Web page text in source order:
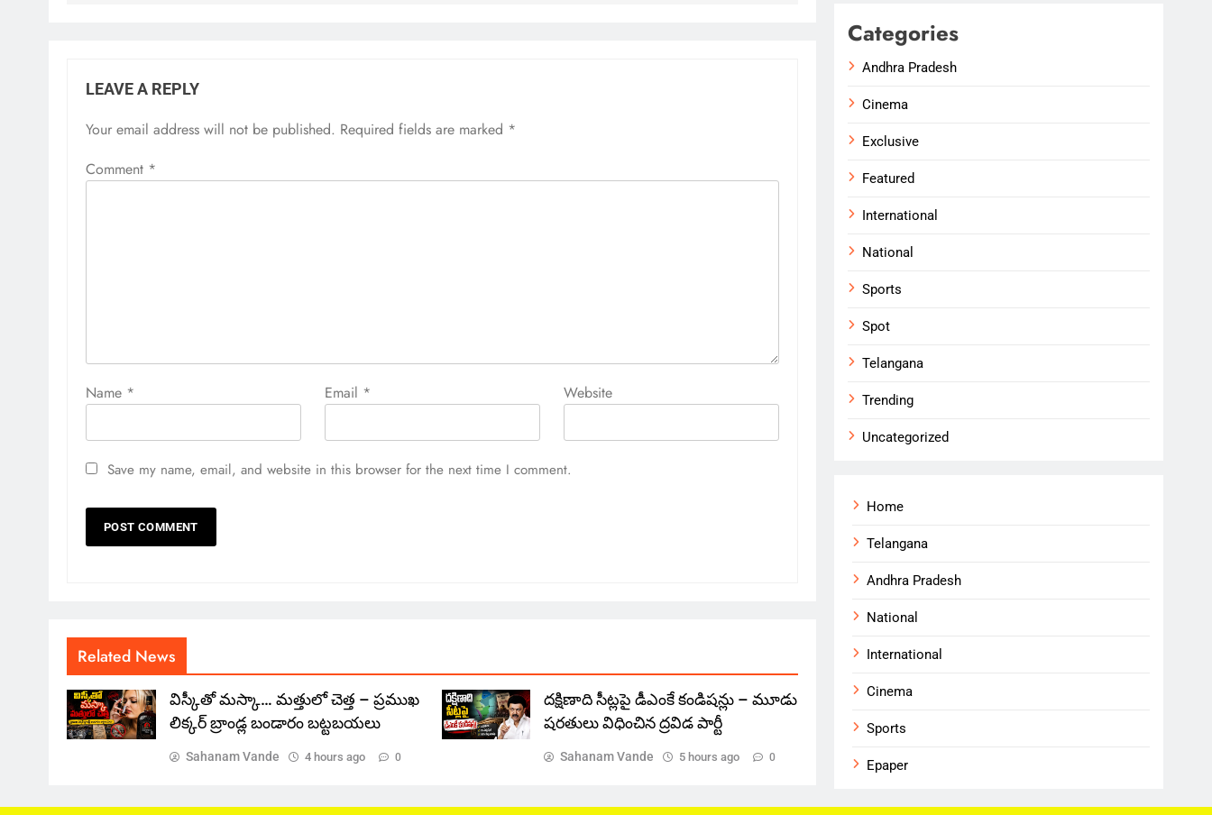
LEAVE A REPLY
Your email address will not be published. Required fields are marked *
Comment *
Name * Email * Website
Save my name, email, and website in this browser for the next time I comment.
Related News
విస్కీతో మస్కా… మత్తులో చెత్త – ప్రముఖ
లిక్కర్ బ్రాండ్ల బండారం బట్టబయలు
Sahanam Vande 4 hours ago 0
దక్షిణాది సీట్లపై డీఎంకే కండిషన్లు – మూడు
షరతులు విధించిన ద్రవిడ పార్టీ
Sahanam Vande 5 hours ago 0
Categories
Andhra Pradesh
Cinema
Exclusive
Featured
International
National
Sports
Spot
Telangana
Trending
Uncategorized
Home
Telangana
Andhra Pradesh
National
International
Cinema
Sports
Epaper